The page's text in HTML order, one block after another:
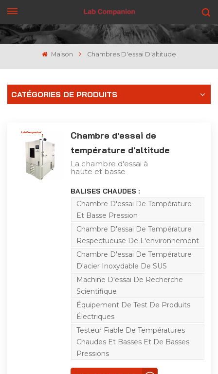
OBTENEZ UN DEVIS
Maison Chambres D'essai D'altitude
CATÉGORIES DE PRODUITS
Chambre d'essai de
température d'altitude
La chambre d'essai à
haute et basse
pression est
principalement utilisée
pour l'aviation,
l'aérospatiale,
l'électronique, la défense
nationale, la recherche
scientifique et d'autres
départements industriels
pour déterminer les
produits de technologie
électronique électrique
(y compris les
composants, les
matériaux et les
instruments). Sous
l'action simple ou
simultanée de hautes et
basses températures et
de basses pressions, le
test de fiabilité du
stockage et du transport
peut être effectué et les
paramètres de
performance électrique
BALISES CHAUDES :
Chambre D'essai De Température
Et Basse Pression
Chambre D'essai De Température
Respectueuse De L'environnement
Chambre D'essai De Température
D'acier Inoxydable De SUS
Machine D'essai De Recherche
Scientifique
Équipement De Test De Produits
Électriques
Testeur Fiable De Températures
Chaudes Et Basses Et De Basses
Pressions